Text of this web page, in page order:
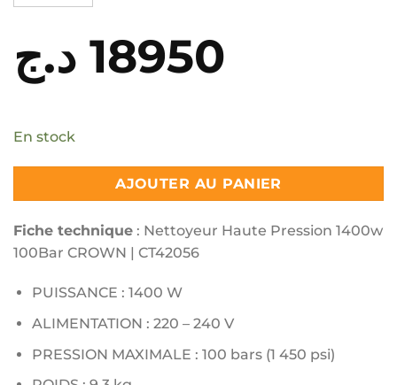
18950 د.ج
En stock
AJOUTER AU PANIER
Fiche technique : Nettoyeur Haute Pression 1400w
100Bar CROWN | CT42056
PUISSANCE : 1400 W
ALIMENTATION : 220 – 240 V
PRESSION MAXIMALE : 100 bars (1 450 psi)